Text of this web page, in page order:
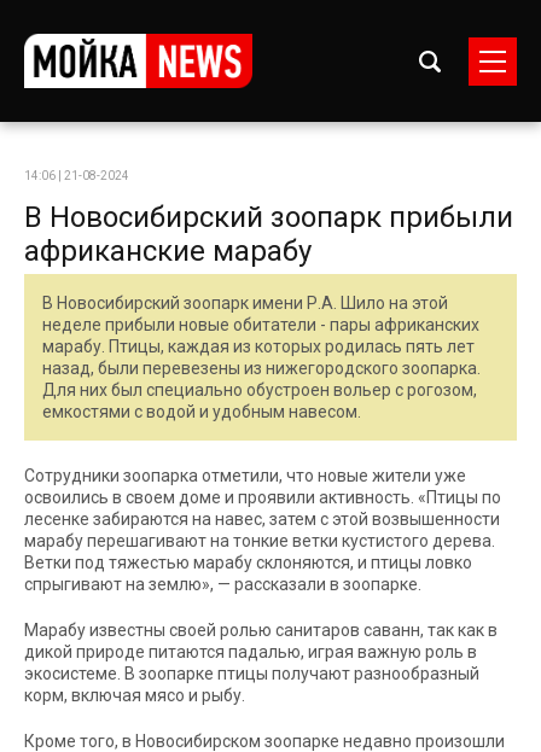
14:06 | 21-08-2024
В Новосибирский зоопарк прибыли
африканские марабу
В Новосибирский зоопарк имени Р.А. Шило на этой
неделе прибыли новые обитатели - пары африканских
марабу. Птицы, каждая из которых родилась пять лет
назад, были перевезены из нижегородского зоопарка.
Для них был специально обустроен вольер с рогозом,
емкостями с водой и удобным навесом.
Сотрудники зоопарка отметили, что новые жители уже
освоились в своем доме и проявили активность. «Птицы по
лесенке забираются на навес, затем с этой возвышенности
марабу перешагивают на тонкие ветки кустистого дерева.
Ветки под тяжестью марабу склоняются, и птицы ловко
спрыгивают на землю», — рассказали в зоопарке.
Марабу известны своей ролью санитаров саванн, так как в
дикой природе питаются падалью, играя важную роль в
экосистеме. В зоопарке птицы получают разнообразный
корм, включая мясо и рыбу.
Кроме того, в Новосибирском зоопарке недавно произошли